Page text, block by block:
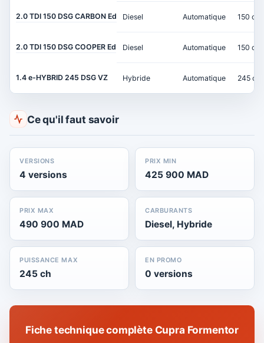
2.0 TDI 150 DSG CARBON Ed Diesel Automatique 150 ch
2.0 TDI 150 DSG COOPER Ed Diesel Automatique 150 ch
1.4 e-HYBRID 245 DSG VZ Hybride Automatique 245 ch
Ce qu'il faut savoir
VERSIONS
4 versions
PRIX MIN
425 900 MAD
PRIX MAX
490 900 MAD
CARBURANTS
Diesel, Hybride
PUISSANCE MAX
245 ch
EN PROMO
0 versions
Fiche technique complète Cupra Formentor